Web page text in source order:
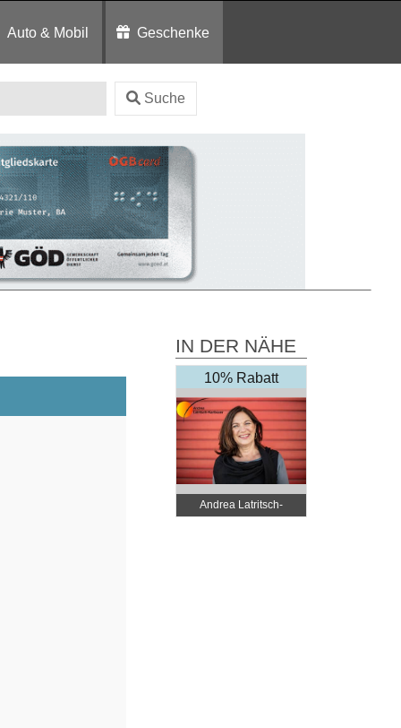
Auto & Mobil Geschenke
Suche
IN DER NÄHE
10% Rabatt
Andrea Latritsch-
Karlbauer